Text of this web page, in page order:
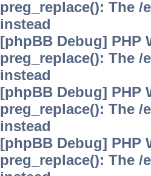
preg_replace(): The
instead
[phpBB Debug] PHP
preg_replace(): The
instead
[phpBB Debug] PHP
preg_replace(): The
instead
[phpBB Debug] PHP
preg_replace(): The